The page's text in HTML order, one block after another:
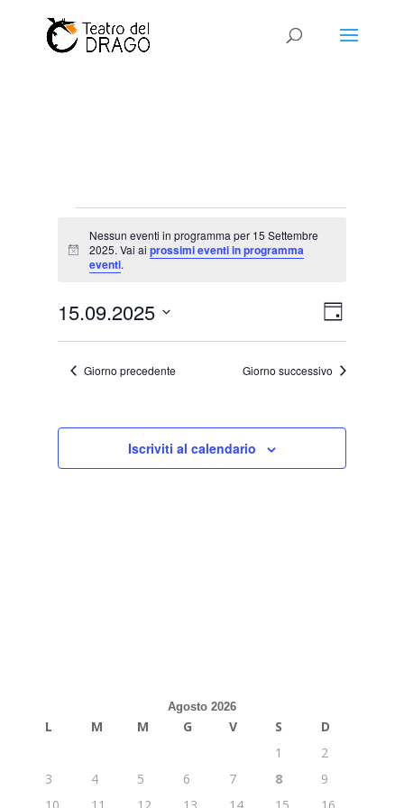
Eventi
for
Settembre
2025
Notice
Nessun eventi in programma per 15 Settembre
2025. Vai aiprossimi eventi in programma
eventi.
Viste
Evento
Viste
Giorno
15.09.2025
data.Giorno precedente Giorno successivo
Iscriviti al calendario
Agosto 2026
L M M G V S
D
1
2
3
4 5 6 7 8
9